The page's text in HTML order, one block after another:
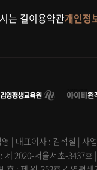
는 길이용약관개인정
| 대표이사 : 김석철 | 사
제 2020-서울서초-3437